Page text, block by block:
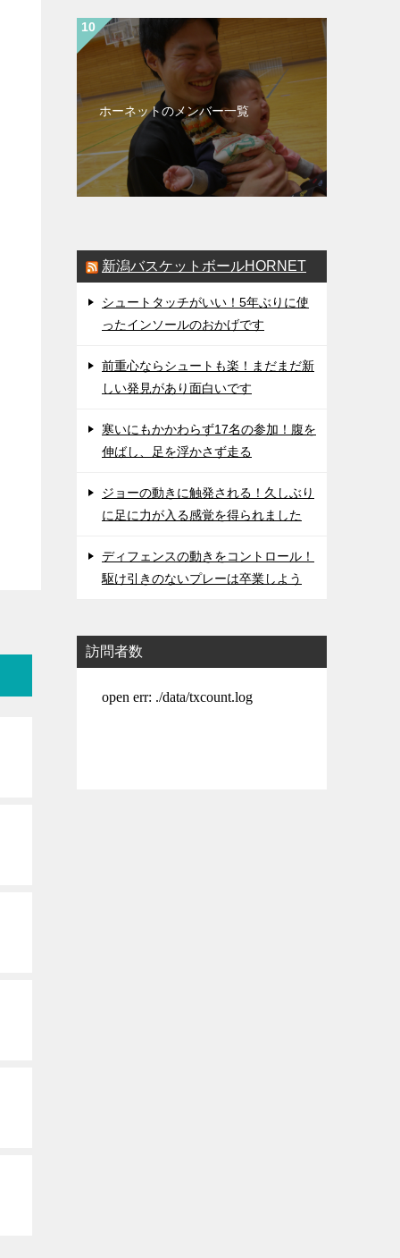
ホーネットのメンバー一覧
新潟バスケットボールHORNET
シュートタッチがいい！5年ぶりに使
ったインソールのおかげです
前重心ならシュートも楽！まだまだ新
しい発見があり面白いです
寒いにもかかわらず17名の参加！腹を
伸ばし、足を浮かさず走る
ジョーの動きに触発される！久しぶり
に足に力が入る感覚を得られました
ディフェンスの動きをコントロール！
駆け引きのないプレーは卒業しよう
訪問者数